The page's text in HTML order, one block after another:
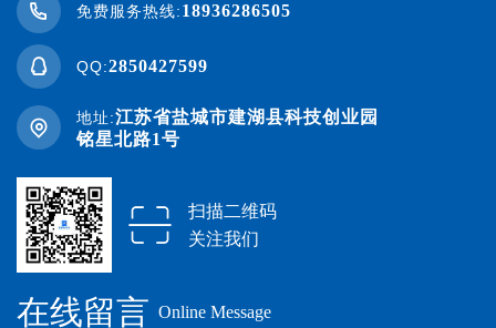
免费服务热线:18936286505
QQ:2850427599
地址:江苏省盐城市建湖县科技创业园
铭星北路1号
扫描二维码
关注我们
在线留言 Online Message